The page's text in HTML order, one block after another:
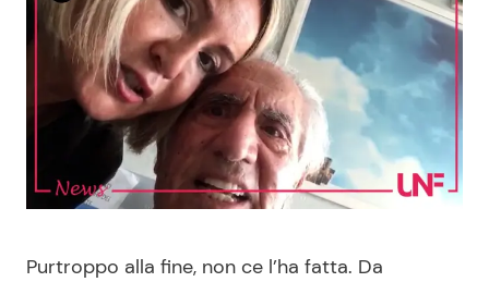
News Musica
News Spettacolo
Benessere
Casa
Moda e Style
Cucina e Ricette
Consigli di Cucina
Dolci
Purtroppo alla fine, non ce l’ha fatta. Da